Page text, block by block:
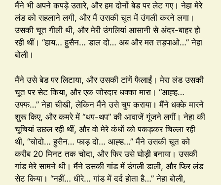
मैंने भी अपने कपड़े उतारे, और हम दोनों बेड पर लेट गए। नेहा मेरे
लंड को सहलाने लगी, और मैं उसकी चूत में उंगली करने लगा।
उसकी चूत गीली थी, और मेरी उंगलियां आसानी से अंदर-बाहर हो
रही थीं। “हाय… हुसैन… डाल दो… अब और मत तड़पाओ…” नेहा
बोली।
मैंने उसे बेड पर लिटाया, और उसकी टांगें फैलाईं। मेरा लंड उसकी
चूत पर सेट किया, और एक जोरदार धक्का मारा। “आह्ह…
उफ्फ…” नेहा चीखी, लेकिन मैंने उसे चुप कराया। मैंने धक्के मारने
शुरू किए, और कमरे में “थप-थप” की आवाजें गूंजने लगीं। नेहा की
चूचियां उछल रही थीं, और वो मेरे कंधों को पकड़कर चिल्ला रही
थी, “चोदो… हुसैन… फाड़ दो… आह्ह…” मैंने उसकी चूत को
करीब 20 मिनट तक चोदा, और फिर उसे घोड़ी बनाया। उसकी
गांड मेरे सामने थी। मैंने उसकी गांड में उंगली डाली, और फिर लंड
सेट किया। “नहीं… धीरे… गांड में दर्द होता है…” नेहा बोली,